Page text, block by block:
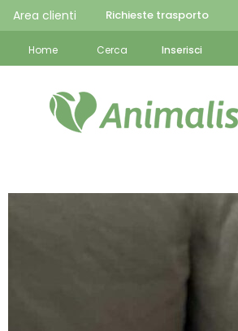
Area clienti Richieste trasporto
Home Cerca Inserisci